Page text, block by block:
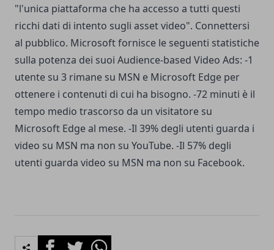
"l'unica piattaforma che ha accesso a tutti questi
ricchi dati di intento sugli asset video". Connettersi
al pubblico. Microsoft fornisce le seguenti statistiche
sulla potenza dei suoi Audience-based Video Ads: -1
utente su 3 rimane su MSN e Microsoft Edge per
ottenere i contenuti di cui ha bisogno. -72 minuti è il
tempo medio trascorso da un visitatore su
Microsoft Edge al mese. -Il 39% degli utenti guarda i
video su MSN ma non su YouTube. -Il 57% degli
utenti guarda video su MSN ma non su Facebook.
FacebookTwitterWhatsapp